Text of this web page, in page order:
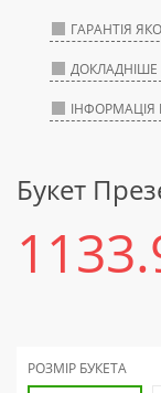
ГАРАНТІЯ
ІНФОРМАЦІЯ
Букет
РОЗМІР БУКЕТА